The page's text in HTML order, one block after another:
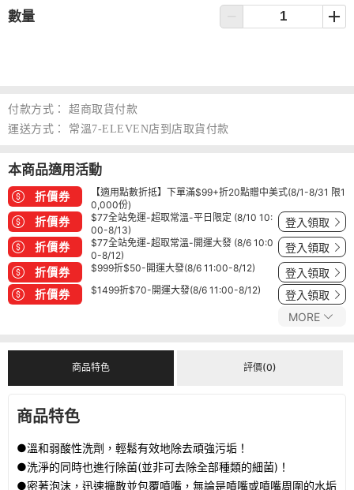
數量
付款方式：
超商取貨付款
運送方式：
常溫7-ELEVEN店到店取貨付款
本商品適用活動
折價券
【適用點數折抵】下單滿$99+折20點贈中美式(8/1-8/31 限1
0,000份)
折價券
$77全站免運-超取常溫-平日限定 (8/10 10:
00-8/13)
登入領取
折價券
$77全站免運-超取常溫-開運大發 (8/6 10:0
0-8/12)
登入領取
折價券 $999折$50-開運大發(8/6 11:00-8/12) 登入領取
折價券 $1499折$70-開運大發(8/6 11:00-8/12) 登入領取
MORE
商品特色 評價(0)
商品特色
●溫和弱酸性洗劑，輕鬆有效地除去頑強污垢！
●洗淨的同時也進行除菌(並非可去除全部種類的細菌)！
●密著泡沫，迅速擴散並包覆噴嘴，無論是噴嘴或噴嘴周圍的水垢